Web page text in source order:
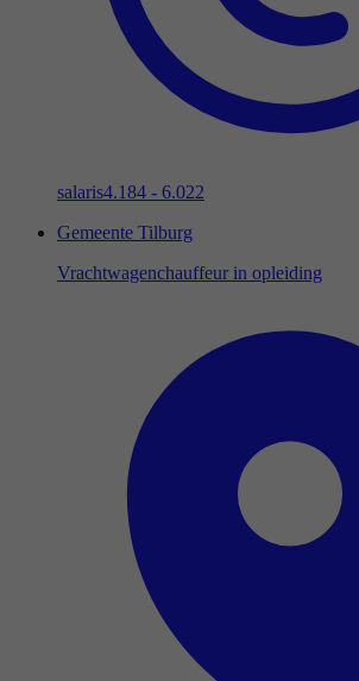
salaris4.184 - 6.022
Gemeente Tilburg
Vrachtwagenchauffeur in opleiding